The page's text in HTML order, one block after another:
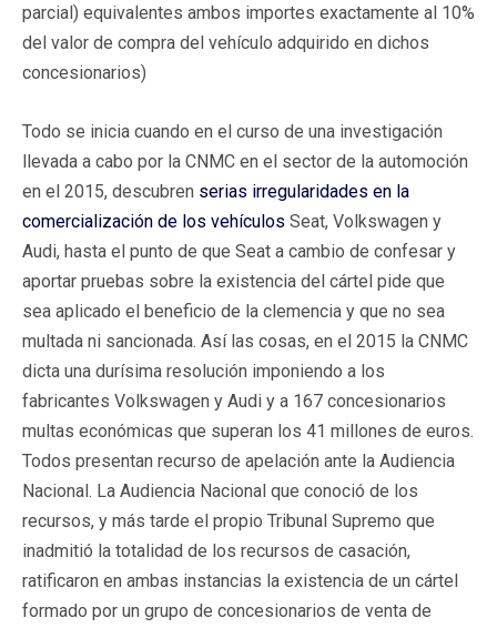
parcial) equivalentes ambos importes exactamente al 10%
del valor de compra del vehículo adquirido en dichos
concesionarios)
Todo se inicia cuando en el curso de una investigación
llevada a cabo por la CNMC en el sector de la automoción
en el 2015, descubren serias irregularidades en la
comercialización de los vehículos Seat, Volkswagen y
Audi, hasta el punto de que Seat a cambio de confesar y
aportar pruebas sobre la existencia del cártel pide que
sea aplicado el beneficio de la clemencia y que no sea
multada ni sancionada. Así las cosas, en el 2015 la CNMC
dicta una durísima resolución imponiendo a los
fabricantes Volkswagen y Audi y a 167 concesionarios
multas económicas que superan los 41 millones de euros.
Todos presentan recurso de apelación ante la Audiencia
Nacional. La Audiencia Nacional que conoció de los
recursos, y más tarde el propio Tribunal Supremo que
inadmitió la totalidad de los recursos de casación,
ratificaron en ambas instancias la existencia de un cártel
formado por un grupo de concesionarios de venta de